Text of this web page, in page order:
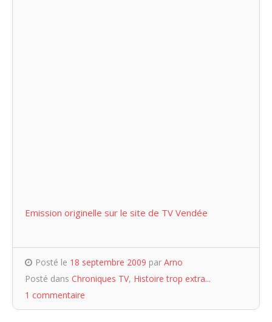
Emission originelle sur le site de TV Vendée
Posté le 18 septembre 2009 par Arno
Posté dans Chroniques TV, Histoire trop extra...
1 commentaire